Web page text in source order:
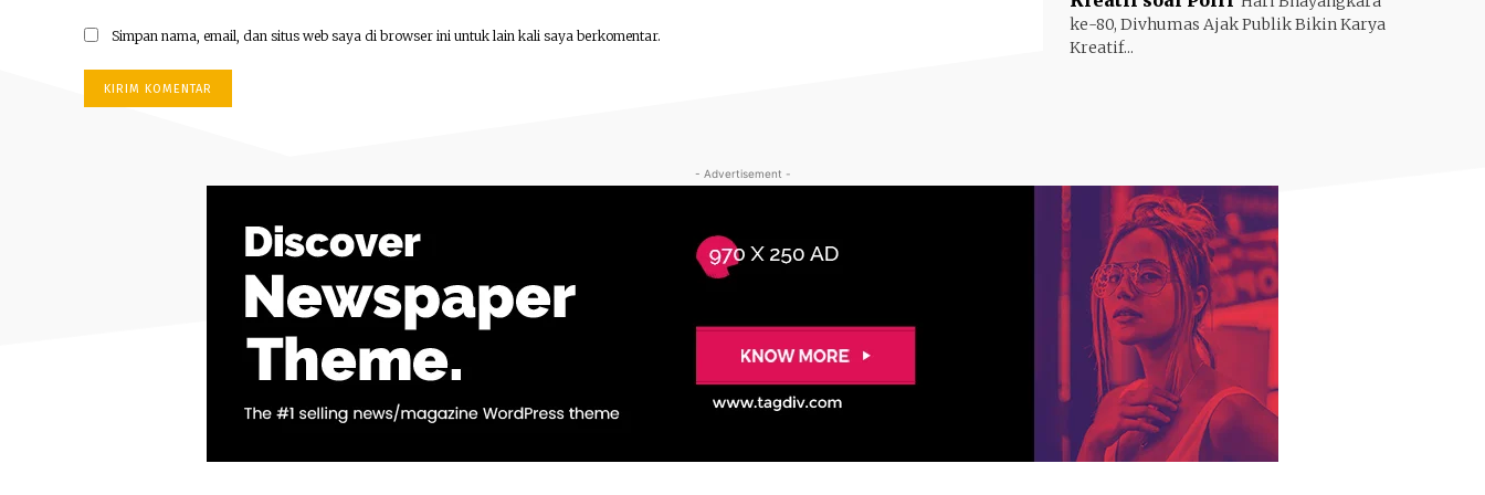
Simpan nama, email, dan situs web saya di browser ini untuk lain kali saya berkomentar.
ke-80, Divhumas Ajak Publik Bikin Karya
Kreatif...
- Advertisement -